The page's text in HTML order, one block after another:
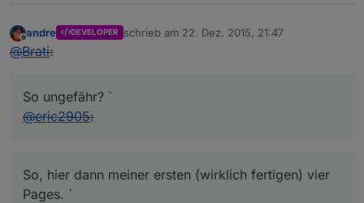
Offline
andre DEVELOPER schrieb am 22. Dez. 2015, 21:47
zuletzt editiert von
@Brati:
So ungefähr? `
@eric2905:
So, hier dann meiner ersten (wirklich fertigen) vier
Pages. `